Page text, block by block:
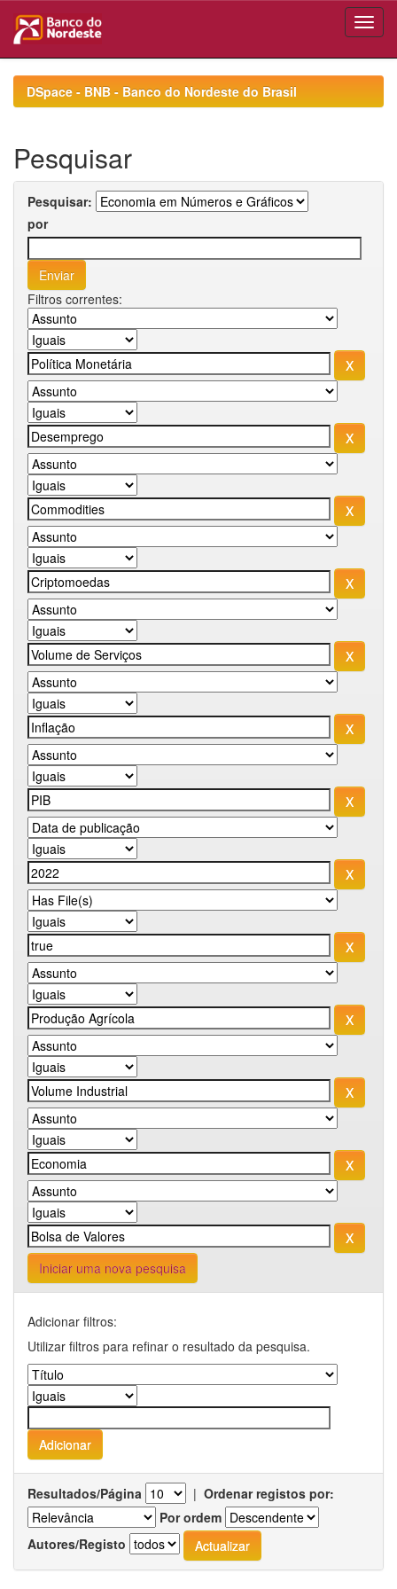
navigationDSpace - BNB - Banco do Nordeste do Brasil
Pesquisar
Pesquisar:
por
Filtros correntes:
Iniciar uma nova pesquisa
Adicionar filtros:
Utilizar filtros para refinar o resultado da pesquisa.
Resultados/Página | Ordenar registos por:
Por ordem
Autores/Registo